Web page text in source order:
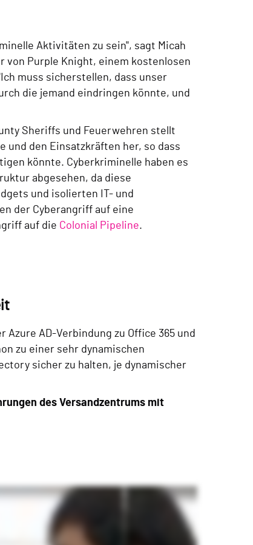
Aktivitäten zu sein", sagt Micah
von Purple Knight, einem kostenlosen
muss sicherstellen, dass unser
die jemand eindringen könnte, und
Sheriffs und Feuerwehren stellt
und den Einsatzkräften her, so dass
könnte. Cyberkriminelle haben es
abgesehen, da diese
und isolierten IT- und
der Cyberangriff auf eine
auf die Colonial Pipeline.
AD-Verbindung zu Office 365 und
zu einer sehr dynamischen
sicher zu halten, je dynamischer
des Versandzentrums mit